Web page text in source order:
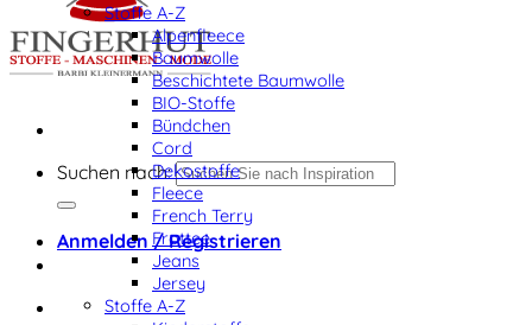
Suchen nach:
Anmelden / Registrieren
Stoffe A-Z
Alpenfleece
Baumwolle
Beschichtete Baumwolle
BIO-Stoffe
Bündchen
Cord
Dekostoffe
Fleece
French Terry
Frottee
Jeans
Jersey
Stoffe A-Z